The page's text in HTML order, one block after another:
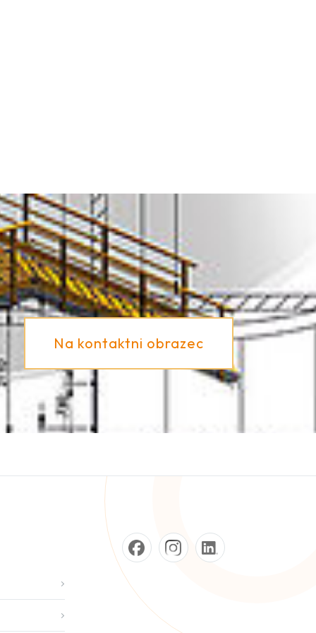
Na kontaktni obrazec